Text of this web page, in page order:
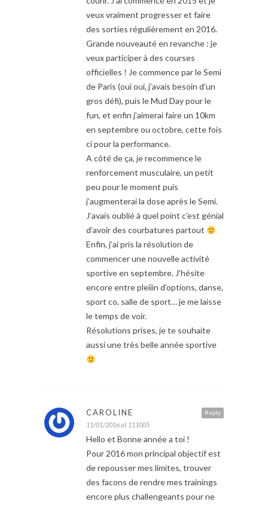
veux vraiment progresser et faire
des sorties régulièrement en 2016.
Grande nouveauté en revanche : je
veux participer à des courses
officielles ! Je commence par le Semi
de Paris (oui oui, j’avais besoin d’un
gros défi), puis le Mud Day pour le
fun, et enfin j’aimerai faire un 10km
en septembre ou octobre, cette fois
ci pour la performance.
A côté de ça, je recommence le
renforcement musculaire, un petit
peu pour le moment puis
j’augmenterai la dose après le Semi.
J’avais oublié à quel point c’est génial
d’avoir des courbatures partout
Enfin, j’ai pris la résolution de
commencer une nouvelle activité
sportive en septembre. J’hésite
encore entre pleiiin d’options, danse,
sport co, salle de sport… je me laisse
le temps de voir.
Résolutions prises, je te souhaite
aussi une très belle année sportive
Reply
CAROLINE
11/01/2016 at 111005
Hello et Bonne année a toi !
Pour 2016 mon principal objectif est
de repousser mes limites, trouver
des facons de rendre mes trainings
encore plus challengeants pour ne